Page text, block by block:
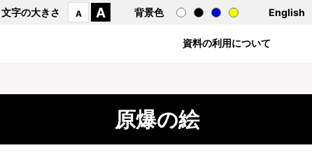
文字の大きさ A A 背景色 English
資料の利用について
原爆の絵